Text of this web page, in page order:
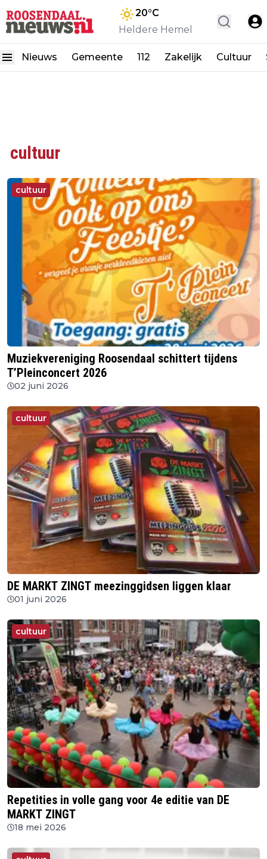
20°C
Heldere Hemel
Nieuws Gemeente 112 Zakelijk Cultuur
cultuur
cultuur
Muziekvereniging Roosendaal schittert tijdens
T’Pleinconcert 2026
02 juni 2026
cultuur
DE MARKT ZINGT meezinggidsen liggen klaar
01 juni 2026
cultuur
Repetities in volle gang voor 4e editie van DE
MARKT ZINGT
18 mei 2026